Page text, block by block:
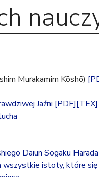
Murakamim Kōshō)
Jaźni [PDF][TEX]
Daiun Sogaku Harada
istoty, które się